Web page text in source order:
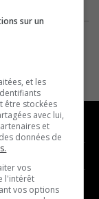
franco
sur un
et les
être stockées
avec lui,
et
données de
vos
l'intérêt
vos options